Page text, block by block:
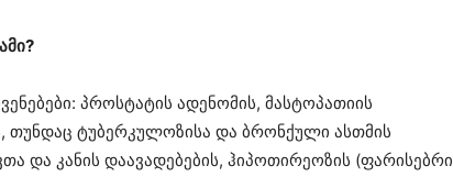
პროსტატის ადენომის, მასტოპათიის
თუნდაც ტუბერკულოზისა და ბრონქული ასთმის
და კანის დაავადებების, ჰიპოთირეოზის (ფარისებრი